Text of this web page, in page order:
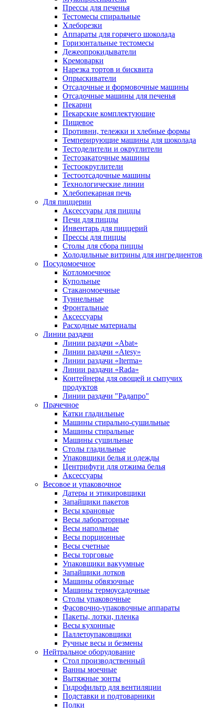
Прессы для печенья
Тестомесы спиральные
Хлеборезки
Аппараты для горячего шоколада
Горизонтальные тестомесы
Дежеопрокидыватели
Кремоварки
Нарезка тортов и бисквита
Опрыскиватели
Отсадочные и формовочные машины
Отсадочные машины для печенья
Пекарни
Пекарские комплектующие
Пищевое
Противни, тележки и хлебные формы
Темперирующие машины для шоколада
Тестоделители и округлители
Тестозакаточные машины
Тестоокруглители
Тестоотсадочные машины
Технологические линии
Хлебопекарная печь
Для пиццерии
Аксессуары для пиццы
Печи для пиццы
Инвентарь для пиццерий
Прессы для пиццы
Столы для сбора пиццы
Холодильные витрины для ингредиентов
Посудомоечное
Котломоечное
Купольные
Стаканомоечные
Туннельные
Фронтальные
Аксессуары
Расходные материалы
Линии раздачи
Линии раздачи «Abat»
Линии раздачи «Atesy»
Линии раздачи «Iterma»
Линии раздачи «Rada»
Контейнеры для овощей и сыпучих
продуктов
Линии раздачи "Радапро"
Прачечное
Катки гладильные
Машины стирально-сушильные
Машины стиральные
Машины сушильные
Столы гладильные
Упаковщики белья и одежды
Центрифуги для отжима белья
Аксессуары
Весовое и упаковочное
Датеры и этикировщики
Запайщики пакетов
Весы крановые
Весы лабораторные
Весы напольные
Весы порционные
Весы счетные
Весы торговые
Упаковщики вакуумные
Запайщики лотков
Машины обвязочные
Машины термоусадочные
Столы упаковочные
Фасовочно-упаковочные аппараты
Пакеты, лотки, пленка
Весы кухонные
Паллетоупаковщики
Ручные весы и безмены
Нейтральное оборудование
Cтол производственный
Ванны моечные
Вытяжные зонты
Гидрофильтр для вентиляции
Подставки и подтоварники
Полки